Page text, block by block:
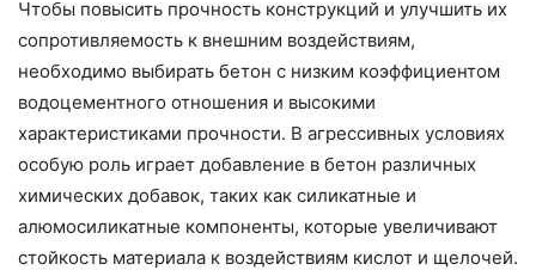
Чтобы повысить прочность конструкций и улучшить их
сопротивляемость к внешним воздействиям,
необходимо выбирать бетон с низким коэффициентом
водоцементного отношения и высокими
характеристиками прочности. В агрессивных условиях
особую роль играет добавление в бетон различных
химических добавок, таких как силикатные и
алюмосиликатные компоненты, которые увеличивают
стойкость материала к воздействиям кислот и щелочей.